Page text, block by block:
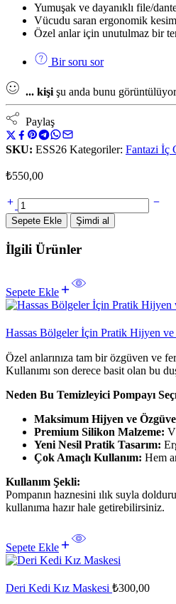
Yumuşak ve dayanıklı file/
Vücudu saran ergonomik
Özel anlar için unutulmaz bir
Bir soru sor
... kişi şu anda bunu görüntülüyor
Paylaş
SKU: ESS26 Kategoriler: Fantazi İç
₺550,00
Sepete Ekle Şimdi al
İlgili Ürünler
Sepete Ekle
Hassas Bölgeler İçin Pratik Hijyen ve
Özel anlarınıza tam bir özgüven ve
Kullanımı son derece basit olan bu
Neden Bu Temizleyici Pompayı
Maksimum Hijyen ve
Premium Silikon Malzeme:
Yeni Nesil Pratik Tasarım:
Çok Amaçlı Kullanım: Hem
Kullanım Şekli:
Pompanın haznesini ılık suyla
kullanıma hazır hale getirebilirsiniz.
Sepete Ekle
Deri Kedi Kız Maskesi ₺300,00